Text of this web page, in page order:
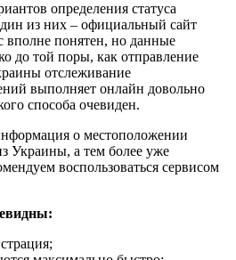
определения статуса
из них – официальный сайт
понятен, но данные
до той поры, как отправление
отслеживание
выполняет онлайн довольно
способа очевиден.
о местоположении
Украины, а тем более уже
воспользоваться сервисом